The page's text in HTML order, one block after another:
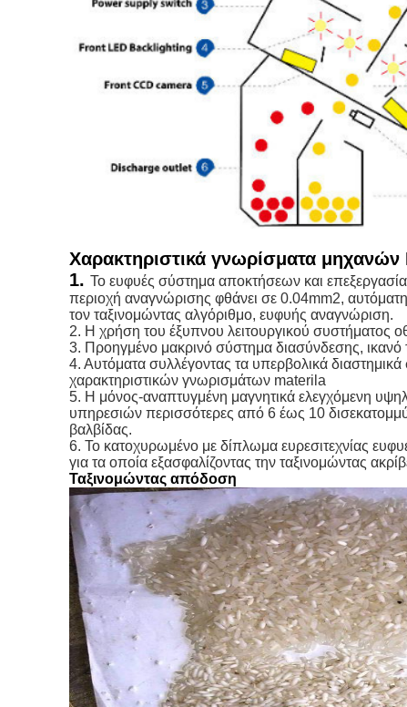
Χαρακτηριστικά γνωρίσματα μηχανών
1. Το ευφυές σύστημα αποκτήσεων και
περιοχή αναγνώρισης φθάνει σε 0.04mm2,
τον ταξινομώντας αλγόριθμο, ευφυής αναγνώριση.
2. Η χρήση του έξυπνου λειτουργικού συστήματος
3. Προηγμένο μακρινό σύστημα διασύνδεσης, ικανό
4. Αυτόματα συλλέγοντας τα υπερβολικά
χαρακτηριστικών γνωρισμάτων materila
5. Η μόνος-αναπτυγμένη μαγνητικά ελεγχόμενη
υπηρεσιών περισσότερες από 6 έως 10
βαλβίδας.
6. Το κατοχυρωμένο με δίπλωμα ευρεσιτεχνίας
για τα οποία εξασφαλίζοντας την ταξινομώντας
Ταξινομώντας απόδοση